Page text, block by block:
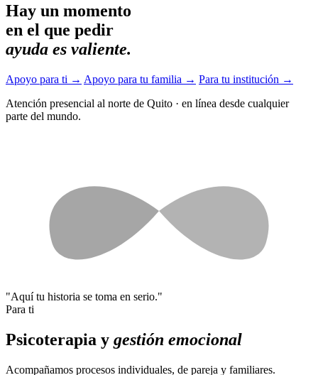
Hay un momento
en el que pedir
ayuda es valiente.
Apoyo para ti → Apoyo para tu familia → Para tu institución →
Atención presencial al norte de Quito · en línea desde cualquier
parte del mundo.
"Aquí tu historia se toma en serio."
Para ti
Psicoterapia y gestión emocional
Acompañamos procesos individuales, de pareja y familiares.